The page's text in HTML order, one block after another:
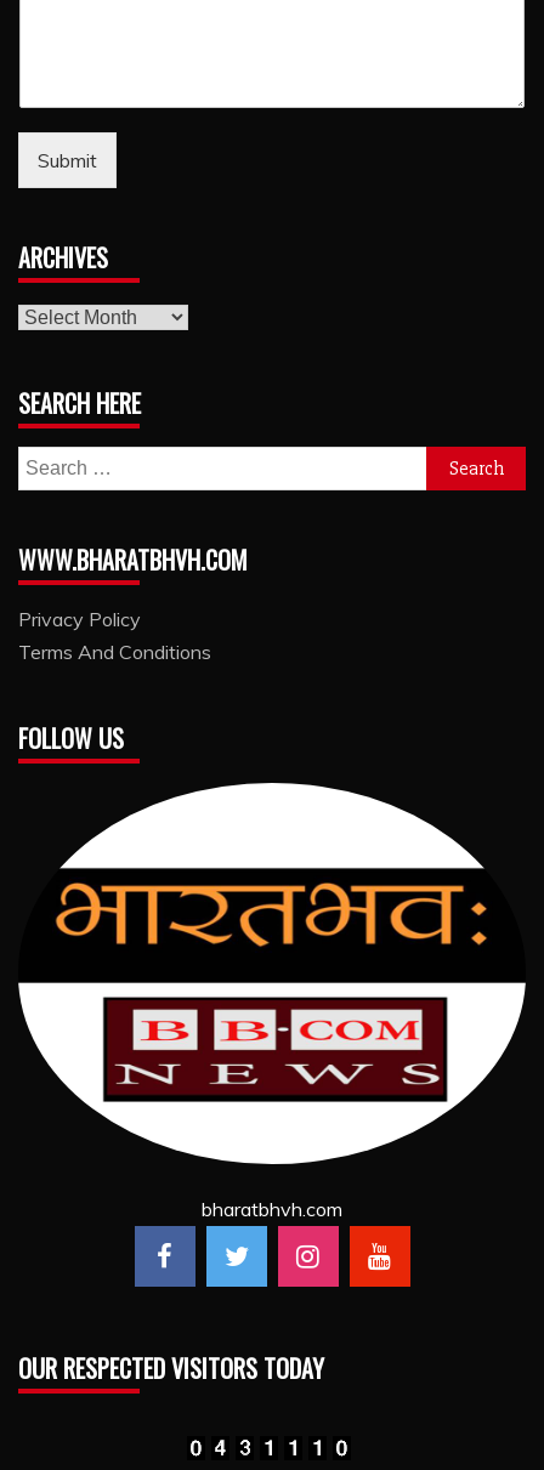
Submit
ARCHIVES
archives
SEARCH HERE
Search
for:
WWW.BHARATBHVH.COM
Privacy Policy
Terms And Conditions
FOLLOW US
bharatbhvh.com
OUR RESPECTED VISITORS TODAY